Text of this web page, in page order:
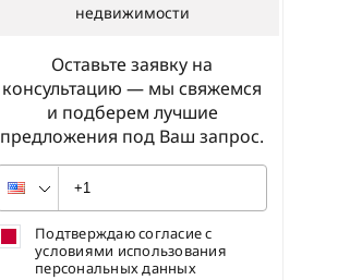
Оставьте заявку на
консультацию — мы свяжемся
и подберем лучшие
предложения под Ваш запрос.
недвижимости
Подтверждаю согласие с
условиями использования
персональных данных